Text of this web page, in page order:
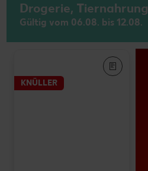
Drogerie, Tiernahrung
Gültig vom 06.08. bis 12.08.
KNÜLLER